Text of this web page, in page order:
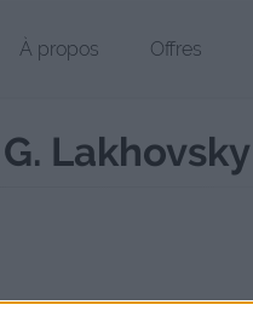
À propos Offres